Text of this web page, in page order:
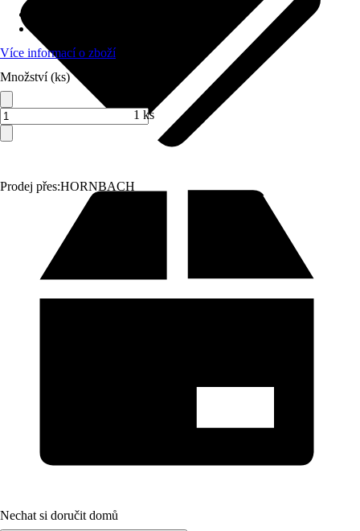
Prodej přes:HORNBACH
Více informací o zboží
Množství (ks)
1 ks
Nechat si doručit domů